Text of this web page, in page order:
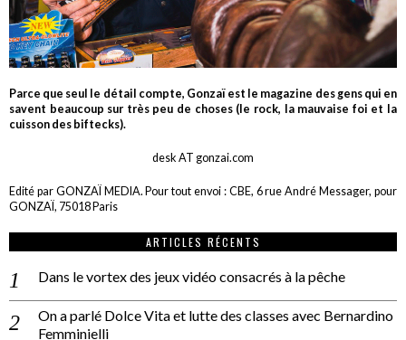
Parce que seul le détail compte, Gonzaï est le magazine des gens qui en
savent beaucoup sur très peu de choses (le rock, la mauvaise foi et la
cuisson des biftecks).
desk AT gonzai.com
Edité par GONZAÏ MEDIA. Pour tout envoi : CBE, 6 rue André Messager, pour
GONZAÏ, 75018 Paris
ARTICLES RÉCENTS
Dans le vortex des jeux vidéo consacrés à la pêche
On a parlé Dolce Vita et lutte des classes avec Bernardino
Femminielli